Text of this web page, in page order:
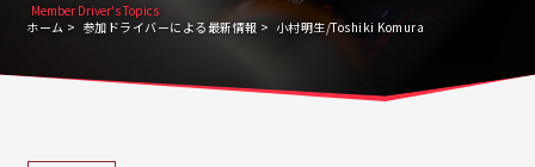
Member Driver's Topics
ホーム
参加ドライバーによる最新情報 小村明生/Toshiki Komura